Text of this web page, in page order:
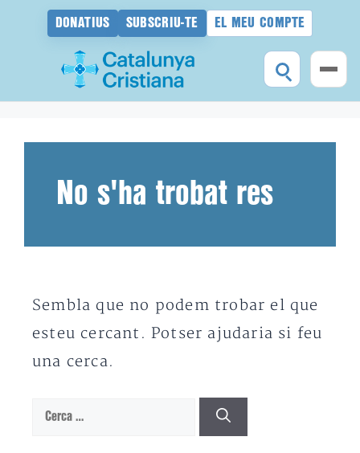
DONATIUS SUBSCRIU-TE EL MEU COMPTE
No s'ha trobat res
Sembla que no podem trobar el que
esteu cercant. Potser ajudaria si feu
una cerca.
Cerca: